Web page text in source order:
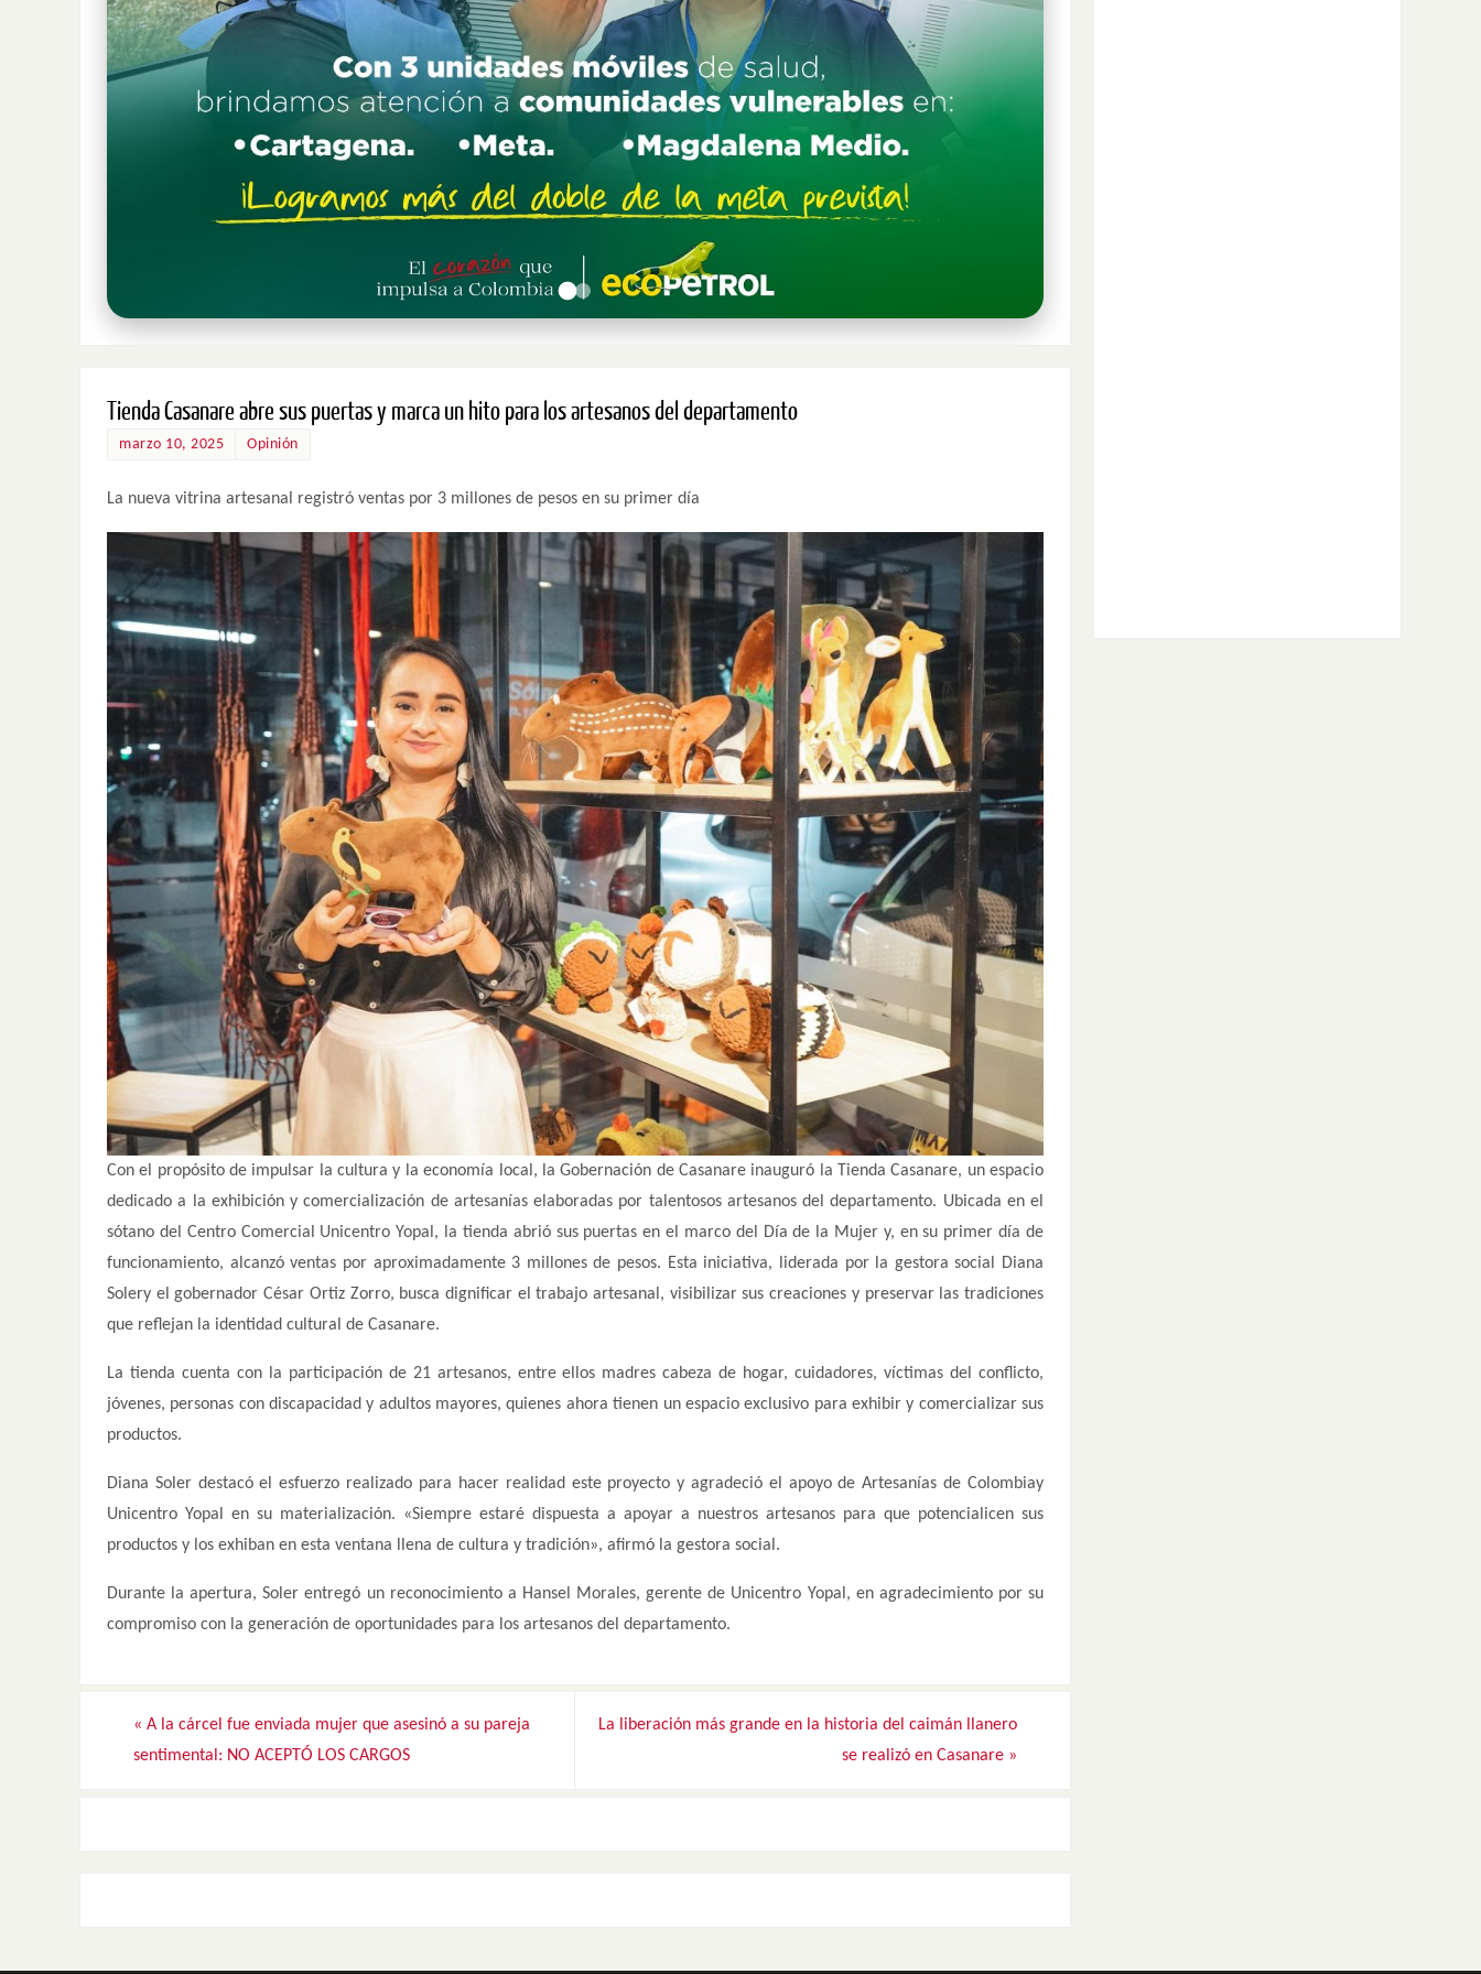
Tienda Casanare abre sus puertas y marca un hito para los artesanos del departamento
marzo 10, 2025 Opinión
La nueva vitrina artesanal registró ventas por 3 millones de pesos en su primer día
Con el propósito de impulsar la cultura y la economía local, la Gobernación de Casanare inauguró la Tienda Casanare, un espacio
dedicado a la exhibición y comercialización de artesanías elaboradas por talentosos artesanos del departamento. Ubicada en el
sótano del Centro Comercial Unicentro Yopal, la tienda abrió sus puertas en el marco del Día de la Mujer y, en su primer día de
funcionamiento, alcanzó ventas por aproximadamente 3 millones de pesos. Esta iniciativa, liderada por la gestora social Diana
Solery el gobernador César Ortiz Zorro, busca dignificar el trabajo artesanal, visibilizar sus creaciones y preservar las tradiciones
que reflejan la identidad cultural de Casanare.
La tienda cuenta con la participación de 21 artesanos, entre ellos madres cabeza de hogar, cuidadores, víctimas del conflicto,
jóvenes, personas con discapacidad y adultos mayores, quienes ahora tienen un espacio exclusivo para exhibir y comercializar sus
productos.
Diana Soler destacó el esfuerzo realizado para hacer realidad este proyecto y agradeció el apoyo de Artesanías de Colombiay
Unicentro Yopal en su materialización. «Siempre estaré dispuesta a apoyar a nuestros artesanos para que potencialicen sus
productos y los exhiban en esta ventana llena de cultura y tradición», afirmó la gestora social.
Durante la apertura, Soler entregó un reconocimiento a Hansel Morales, gerente de Unicentro Yopal, en agradecimiento por su
compromiso con la generación de oportunidades para los artesanos del departamento.
« A la cárcel fue enviada mujer que asesinó a su pareja
sentimental: NO ACEPTÓ LOS CARGOS
La liberación más grande en la historia del caimán llanero
se realizó en Casanare »